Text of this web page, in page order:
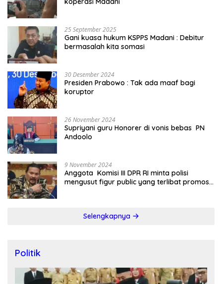
25 September 2025
Gani kuasa hukum KSPPS Madani : Debitur
bermasalah kita somasi
30 Desember 2024
Presiden Prabowo : Tak ada maaf bagi
koruptor
26 November 2024
Supriyani guru Honorer di vonis bebas PN
Andoolo
9 November 2024
Anggota Komisi III DPR RI minta polisi
mengusut figur public yang terlibat promosi
Selengkapnya
Politik